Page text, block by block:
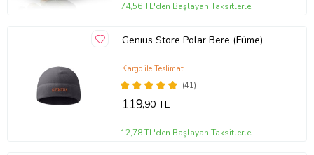
74,56 TL'den Başlayan Taksitlerle
Genıus Store Polar Bere (Füme)
(41)
Kargo ile Teslimat
119,90 TL
12,78 TL'den Başlayan Taksitlerle